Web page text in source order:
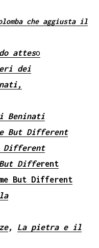
che aggiusta il
atteso
dei
Beninati
But Different
Different
But Different
But Different
, La pietra e il